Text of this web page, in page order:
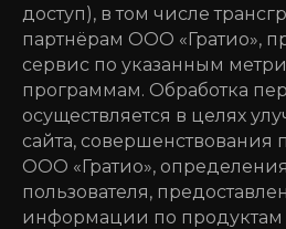
доступ), в том числе
партнёрам ООО «Гратио»,
сервис по указанным
программам. Обработка
осуществляется в целях
сайта, совершенствования
ООО «Гратио»,
пользователя,
информации по